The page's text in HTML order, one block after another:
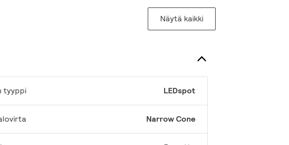
Näytä kaikki
tyyppi LEDspot
Narrow Cone